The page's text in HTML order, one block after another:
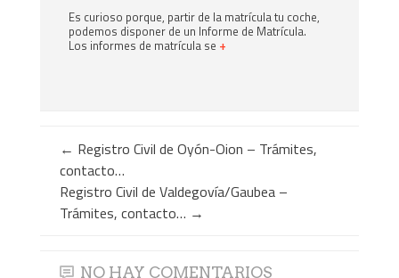
Es curioso porque, partir de la matrícula tu coche,
podemos disponer de un Informe de Matrícula.
Los informes de matrícula se +
← Registro Civil de Oyón-Oion – Trámites,
contacto…
Registro Civil de Valdegovía/Gaubea –
Trámites, contacto… →
NO HAY COMENTARIOS